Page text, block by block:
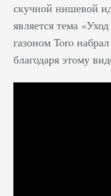
скучной нишевой
является тема
газоном Toro
благодаря этому